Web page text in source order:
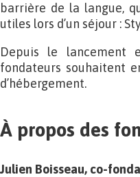
barrière de la langue,
utiles lors d’un séjour :
Depuis le lancement
fondateurs souhaitent
d’hébergement.
À propos des
Julien Boisseau, co-